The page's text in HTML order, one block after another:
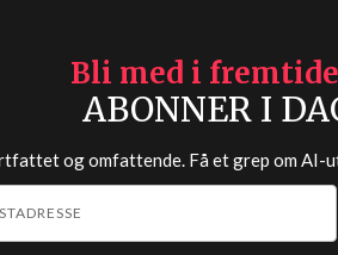
Bli med i
ABONNER I
og omfattende. Få et grep om AI-